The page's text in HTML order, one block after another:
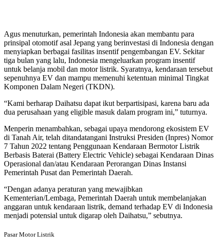
Agus menuturkan, pemerintah Indonesia akan membantu para
prinsipal otomotif asal Jepang yang berinvestasi di Indonesia dengan
menyiapkan berbagai fasilitas insentif pengembangan EV. Sekitar
tiga bulan yang lalu, Indonesia mengeluarkan program insentif
untuk belanja mobil dan motor listrik. Syaratnya, kendaraan tersebut
sepenuhnya EV dan mampu memenuhi ketentuan minimal Tingkat
Komponen Dalam Negeri (TKDN).
“Kami berharap Daihatsu dapat ikut berpartisipasi, karena baru ada
dua perusahaan yang eligible masuk dalam program ini,” tuturnya.
Menperin menambahkan, sebagai upaya mendorong ekosistem EV
di Tanah Air, telah ditandatangani Instruksi Presiden (Inpres) Nomor
7 Tahun 2022 tentang Penggunaan Kendaraan Bermotor Listrik
Berbasis Baterai (Battery Electric Vehicle) sebagai Kendaraan Dinas
Operasional dan/atau Kendaraan Perorangan Dinas Instansi
Pemerintah Pusat dan Pemerintah Daerah.
“Dengan adanya peraturan yang mewajibkan
Kementerian/Lembaga, Pemerintah Daerah untuk membelanjakan
anggaran untuk kendaraan listrik, demand terhadap EV di Indonesia
menjadi potensial untuk digarap oleh Daihatsu,” sebutnya.
Pasar Motor Listrik